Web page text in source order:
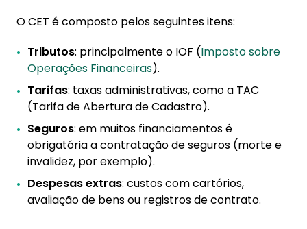
O CET é composto pelos seguintes itens:
Tributos: principalmente o IOF (Imposto sobre
Operações Financeiras).
Tarifas: taxas administrativas, como a TAC
(Tarifa de Abertura de Cadastro).
Seguros: em muitos financiamentos é
obrigatória a contratação de seguros (morte e
invalidez, por exemplo).
Despesas extras: custos com cartórios,
avaliação de bens ou registros de contrato.